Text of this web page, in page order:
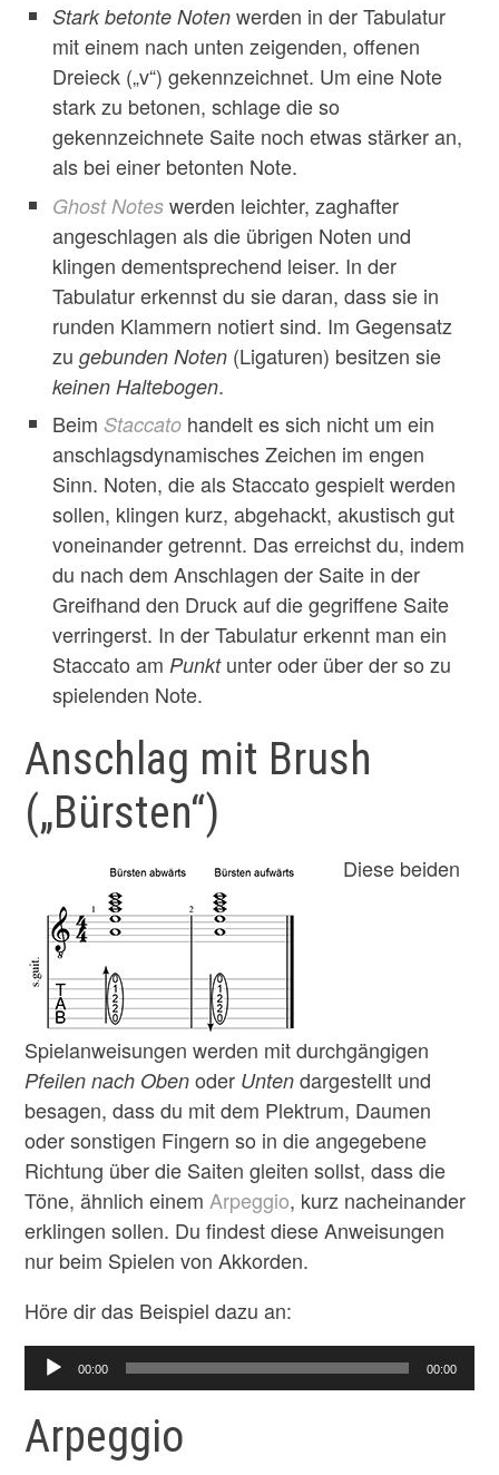
Stark betonte Noten werden in der Tabulatur
mit einem nach unten zeigenden, offenen
Dreieck („v“) gekennzeichnet. Um eine Note
stark zu betonen, schlage die so
gekennzeichnete Saite noch etwas stärker an,
als bei einer betonten Note.
Ghost Notes werden leichter, zaghafter
angeschlagen als die übrigen Noten und
klingen dementsprechend leiser. In der
Tabulatur erkennst du sie daran, dass sie in
runden Klammern notiert sind. Im Gegensatz
zugebunden Noten (Ligaturen) besitzen sie
keinen Haltebogen.
BeimStaccato handelt es sich nicht um ein
anschlagsdynamisches Zeichen im engen
Sinn. Noten, die als Staccato gespielt werden
sollen, klingen kurz, abgehackt, akustisch gut
voneinander getrennt. Das erreichst du, indem
du nach dem Anschlagen der Saite in der
Greifhand den Druck auf die gegriffene Saite
verringerst. In der Tabulatur erkennt man ein
Staccato amPunktunter oder über der so zu
spielenden Note.
Anschlag mit Brush
(„Bürsten“)
Diese beiden
Spielanweisungen werden mit durchgängigen
Pfeilen nach Oben oder Unten dargestellt und
besagen, dass du mit dem Plektrum, Daumen
oder sonstigen Fingern so in die angegebene
Richtung über die Saiten gleiten sollst, dass die
Töne, ähnlich einem Arpeggio, kurz nacheinander
erklingen sollen. Du findest diese Anweisungen
nur beim Spielen von Akkorden.
Höre dir das Beispiel dazu an:
Audio-
Player
00:00 00:00
Arpeggio